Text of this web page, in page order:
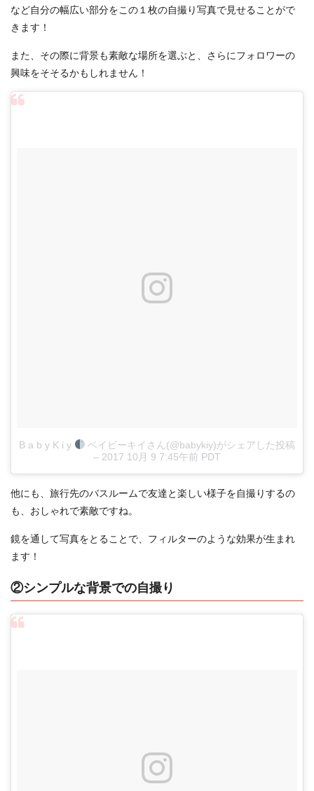
など自分の幅広い部分をこの１枚の自撮り写真で見せることがで
きます！
また、その際に背景も素敵な場所を選ぶと、さらにフォロワーの
興味をそそるかもしれません！
B a b y K i y
ベイビーキイさん(@babykiy)がシェアした投稿
– 2017 10月 9 7:45午前 PDT
他にも、旅行先のバスルームで友達と楽しい様子を自撮りするの
も、おしゃれで素敵ですね。
鏡を通して写真をとることで、フィルターのような効果が生まれ
ます！
②シンプルな背景での自撮り